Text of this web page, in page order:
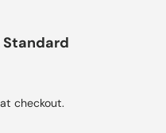
Standard
checkout.